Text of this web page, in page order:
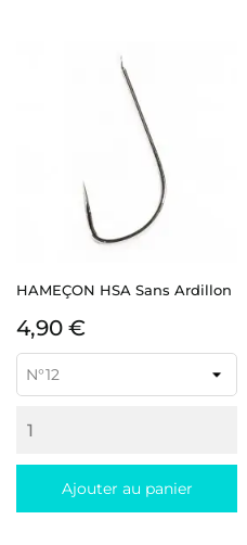
HAMEÇON HSA Sans Ardillon
Prix
4,90 €
Ajouter au panier